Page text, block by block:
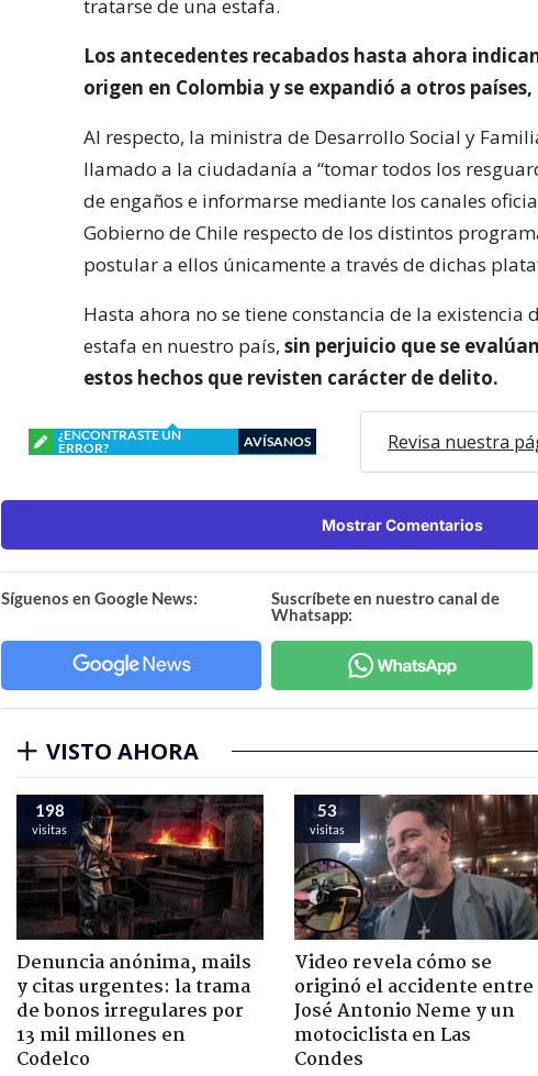
tratarse de una estafa.
Los antecedentes recabados hasta ahora
origen en Colombia y se expandió a otros
Al respecto, la ministra de Desarrollo Social y
llamado a la ciudadanía a “tomar todos los
de engaños e informarse mediante los canales
Gobierno de Chile respecto de los distintos
postular a ellos únicamente a través de dichas
Hasta ahora no se tiene constancia de la existencia
estafa en nuestro país, sin perjuicio que se
estos hechos que revisten carácter de delito.
¿ENCONTRASTE UN
ERROR?
AVÍSANOS Revisa nuestra
Mostrar Comentarios
Síguenos en Google News:
Suscríbete en nuestro canal de
Whatsapp:
VISTO AHORA
198
visitas
Denuncia anónima, mails
y citas urgentes: la trama
de bonos irregulares por
13 mil millones en
Codelco
53
visitas
Video revela cómo se
originó el accidente entre
José Antonio Neme y un
motociclista en Las
Condes